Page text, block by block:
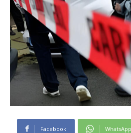
Facebook WhatsApp